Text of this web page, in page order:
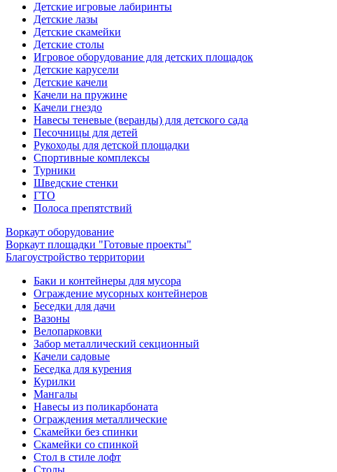
Детские игровые лабиринты
Детские лазы
Детские скамейки
Детские столы
Игровое оборудование для детских площадок
Детские карусели
Детские качели
Качели на пружине
Качели гнездо
Навесы теневые (веранды) для детского сада
Песочницы для детей
Рукоходы для детской площадки
Спортивные комплексы
Турники
Шведские стенки
ГТО
Полоса препятствий
Воркаут оборудование
Воркаут площадки "Готовые проекты"
Благоустройство территории
Баки и контейнеры для мусора
Ограждение мусорных контейнеров
Беседки для дачи
Вазоны
Велопарковки
Забор металлический секционный
Качели садовые
Беседка для курения
Курилки
Мангалы
Навесы из поликарбоната
Ограждения металлические
Скамейки без спинки
Скамейки со спинкой
Стол в стиле лофт
Столы